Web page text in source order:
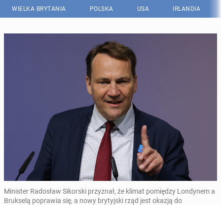
WIELKA BRYTANIA POLSKA USA IRLANDIA
Minister Radosław Sikorski przyznał, że klimat pomiędzy Londynem a
Brukselą poprawia się, a nowy brytyjski rząd jest okazją do